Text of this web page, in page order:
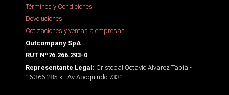
Términos y Condiciones
Devoluciones
Cotizaciones y ventas a empresas
Outcompany SpA
RUT Nº76.266.293-0
Representante Legal: Cristobal Octavio Alvarez Tapia -
16.366.285-k - Av Apoquindo 7331